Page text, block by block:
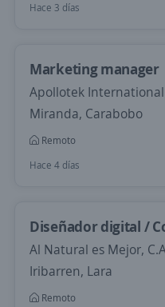
Hace 3 días
Marketing manager
Apollotek International
Miranda, Carabobo
Remoto
Hace 4 días
Diseñador digital /
Al Natural es Mejor,
Iribarren, Lara
Remoto